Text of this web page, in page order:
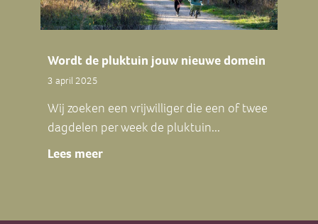
Wordt de pluktuin jouw nieuwe domein
3 april 2025
Wij zoeken een vrijwilliger die een of twee
dagdelen per week de pluktuin...
Lees meer